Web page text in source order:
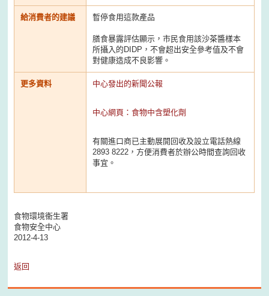
給消費者的建議 暫停食用這款產品
膳食暴露評估顯示，市民食用該沙茶醬樣本
所攝入的DIDP，不會超出安全參考值及不會
對健康造成不良影響。
更多資料 中心發出的新聞公報
中心網頁：食物中含塑化劑
有關進口商已主動展開回收及設立電話熱線
2893 8222，方便消費者於辦公時間查詢回收
事宜。
食物環境衞生署
食物安全中心
2012-4-13
返回